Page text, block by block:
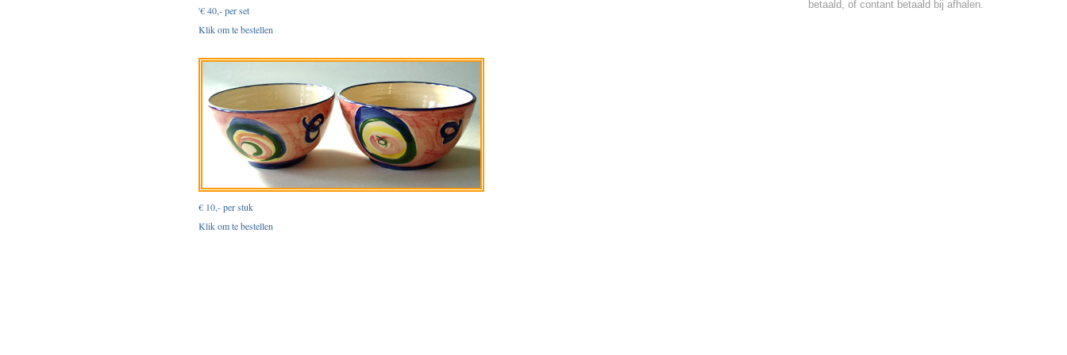
'€ 40,- per set
Klik om te bestellen
€ 10,- per stuk
Klik om te bestellen
betaald, of contant betaald bij afhalen.